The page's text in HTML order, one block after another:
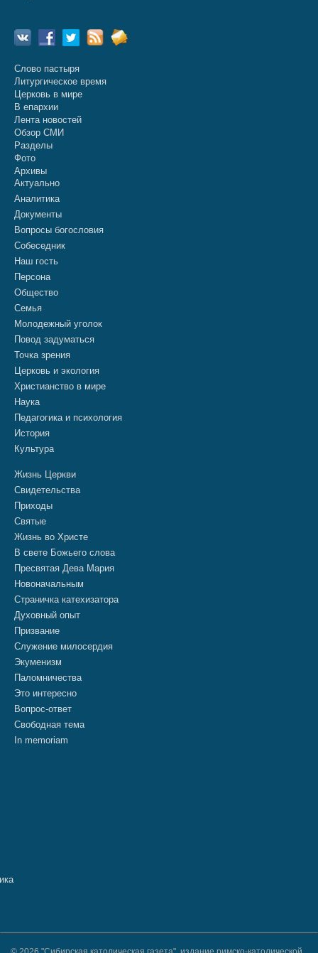
Слово пастыря
Литургическое время
Церковь в мире
В епархии
Лента новостей
Обзор СМИ
Разделы
Фото
Архивы
Актуально
Аналитика
Документы
Вопросы богословия
Собеседник
Наш гость
Персона
Общество
Семья
Молодежный уголок
Повод задуматься
Точка зрения
Церковь и экология
Христианство в мире
Наука
Педагогика и психология
История
Культура
Жизнь Церкви
Свидетельства
Приходы
Святые
Жизнь во Христе
В свете Божьего слова
Пресвятая Дева Мария
Новоначальным
Страничка катехизатора
Духовный опыт
Призвание
Служение милосердия
Экуменизм
Паломничества
Это интересно
Вопрос-ответ
Свободная тема
In memoriam